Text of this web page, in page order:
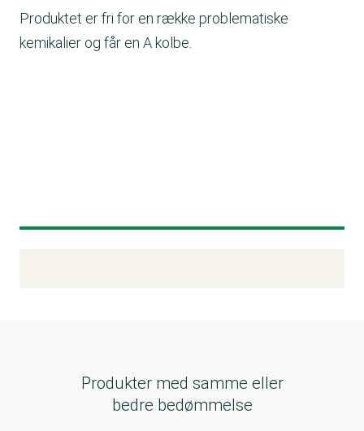
Produktet er fri for en række problematiske
kemikalier og får en A kolbe.
Produkter med samme eller
bedre bedømmelse